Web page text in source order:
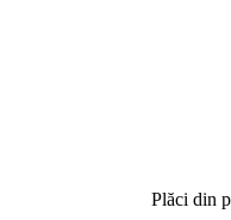
Plăci din